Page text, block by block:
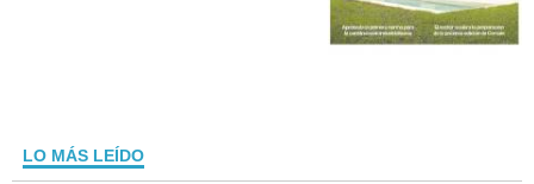
LO MÁS LEÍDO